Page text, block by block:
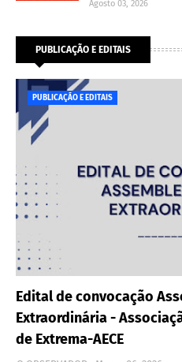
Agosto 03, 2026
PUBLICAÇÃO E EDITAIS
PUBLICAÇÃO E EDITAIS
Edital de convocação
Extraordinária -
de Extrema-AECE